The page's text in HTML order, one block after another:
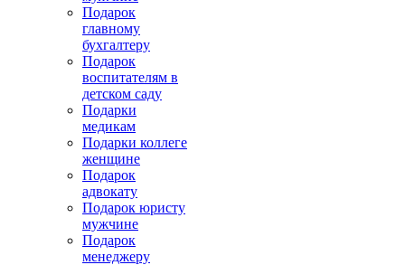
Подарок
главному
бухгалтеру
Подарок
воспитателям в
детском саду
Подарки
медикам
Подарки коллеге
женщине
Подарок
адвокату
Подарок юристу
мужчине
Подарок
менеджеру